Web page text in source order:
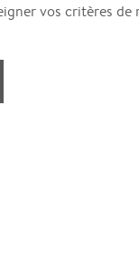
vos critères de